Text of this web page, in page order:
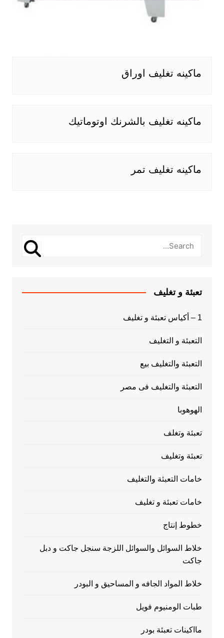
ماكينه تغليف اوراق
ماكينه تغليف بالشرنك اوتوماتيك
ماكينه تغليف تمر
تعبئة و تغليف
1 – أكياس تعبئة و تغليف
التعبئة و التغليف
التعبئة والتغليف بيع
التعبئة والتغليف فى مصر
الهوهوبا
تعبئة وتغلف
تعبئة وتغليف
خامات التعبئة والتغليف
خامات تعبئة و تغليف
خطوط إنتاج
خلاط السوائل والسوائل اللزجة سنجل جاكت و دبل
جاكت
خلاط المواد الجافه و المساحيق و البودر
طبات الومنيوم فويل
مااكينات تعبئة بودر